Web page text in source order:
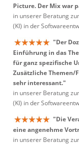
Picture. Der Mix war
in unserer Beratung
(KI) in der
"Der
Einführung in das
für ganz spezifische
Zusätzliche Themen/
sehr interessant."
in unserer Beratung
(KI) in der
"Die
eine angenehme
in unserer Beratung